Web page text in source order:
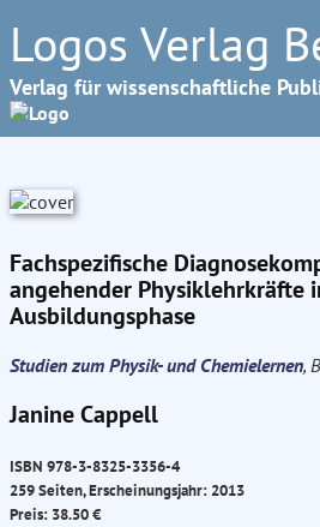
Logos Verlag
Verlag für wissenschaftliche
Fachspezifische
angehender Physiklehrkräfte
Ausbildungsphase
Studien zum Physik- und Chemielernen,
Janine Cappell
ISBN 978-3-8325-3356-4
259 Seiten, Erscheinungsjahr: 2013
Preis: 38.50 €